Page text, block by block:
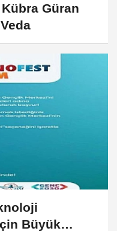
Güran
Büyük